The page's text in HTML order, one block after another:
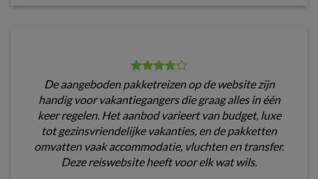
De aangeboden pakketreizen op de website zijn
handig voor vakantiegangers die graag alles in één
keer regelen. Het aanbod varieert van budget, luxe
tot gezinsvriendelijke vakanties, en de pakketten
omvatten vaak accommodatie, vluchten en transfer.
Deze reiswebsite heeft voor elk wat wils.